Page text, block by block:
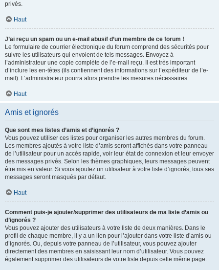
privés.
Haut
J’ai reçu un spam ou un e-mail abusif d’un membre de ce forum !
Le formulaire de courrier électronique du forum comprend des sécurités pour
suivre les utilisateurs qui envoient de tels messages. Envoyez à
l’administrateur une copie complète de l’e-mail reçu. Il est très important
d’inclure les en-têtes (ils contiennent des informations sur l’expéditeur de l’e-
mail). L’administrateur pourra alors prendre les mesures nécessaires.
Haut
Amis et ignorés
Que sont mes listes d’amis et d’ignorés ?
Vous pouvez utiliser ces listes pour organiser les autres membres du forum.
Les membres ajoutés à votre liste d’amis seront affichés dans votre panneau
de l’utilisateur pour un accès rapide, voir leur état de connexion et leur envoyer
des messages privés. Selon les thèmes graphiques, leurs messages peuvent
être mis en valeur. Si vous ajoutez un utilisateur à votre liste d’ignorés, tous ses
messages seront masqués par défaut.
Haut
Comment puis-je ajouter/supprimer des utilisateurs de ma liste d’amis ou
d’ignorés ?
Vous pouvez ajouter des utilisateurs à votre liste de deux manières. Dans le
profil de chaque membre, il y a un lien pour l’ajouter dans votre liste d’amis ou
d’ignorés. Ou, depuis votre panneau de l’utilisateur, vous pouvez ajouter
directement des membres en saisissant leur nom d’utilisateur. Vous pouvez
également supprimer des utilisateurs de votre liste depuis cette même page.